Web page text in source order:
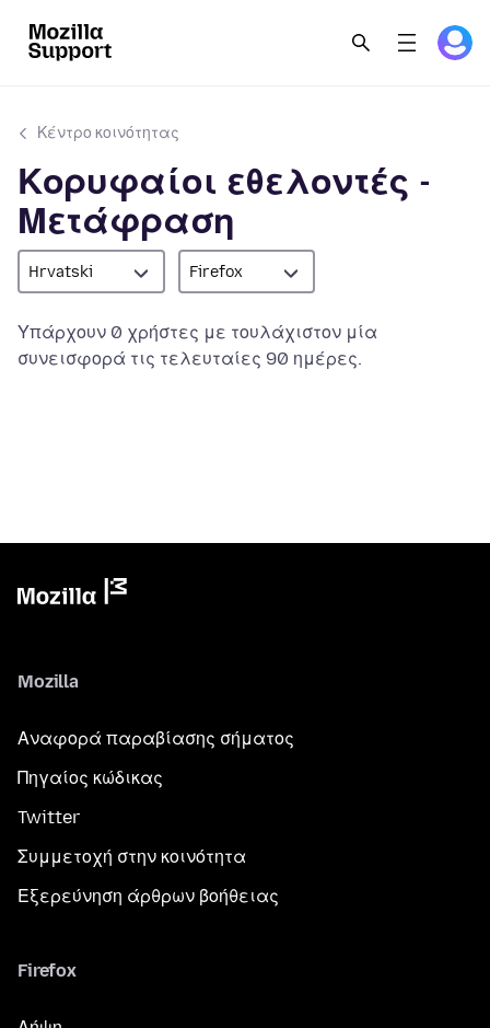
Κέντρο κοινότητας
Κορυφαίοι εθελοντές -
Μετάφραση
Hrvatski Firefox
Υπάρχουν 0 χρήστες με τουλάχιστον μία
συνεισφορά τις τελευταίες 90 ημέρες.
Mozilla
Αναφορά παραβίασης σήματος
Πηγαίος κώδικας
Twitter
Συμμετοχή στην κοινότητα
Εξερεύνηση άρθρων βοήθειας
Firefox